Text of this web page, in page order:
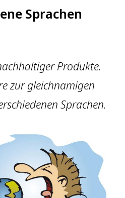
Sprachen
Produkte.
zur gleichnamigen
Sprachen.